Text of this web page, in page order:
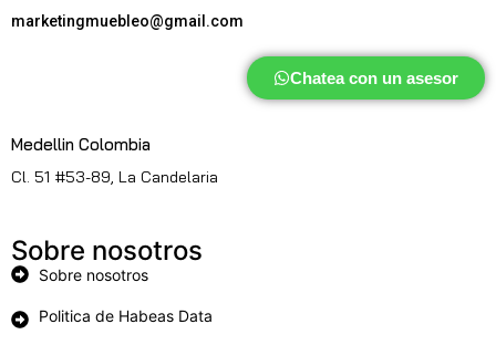
marketingmuebleo@gmail.com
Chatea con un asesor
Medellin Colombia
Cl. 51 #53-89, La Candelaria
Sobre nosotros
Sobre nosotros
Politica de Habeas Data